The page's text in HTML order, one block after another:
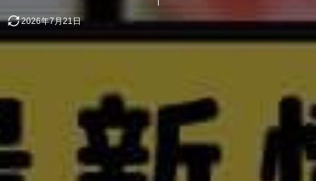
2026年7月21日